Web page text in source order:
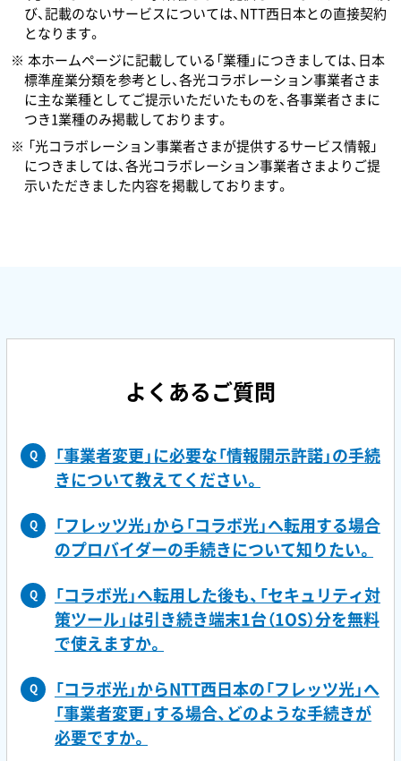
び、記載のないサービスについては、NTT西日本との直接契約
となります。
本ホームページに記載している「業種」につきましては、日本
標準産業分類を参考とし、各光コラボレーション事業者さま
に主な業種としてご提示いただいたものを、各事業者さまに
つき1業種のみ掲載しております。
「光コラボレーション事業者さまが提供するサービス情報」
につきましては、各光コラボレーション事業者さまよりご提
示いただきました内容を掲載しております。
よくあるご質問
Q
「事業者変更」に必要な「情報開示許諾」の手続
きについて教えてください。
Q
「フレッツ光」から「コラボ光」へ転用する場合
のプロバイダーの手続きについて知りたい。
Q
「コラボ光」へ転用した後も、「セキュリティ対
策ツール」は引き続き端末1台（1OS）分を無料
で使えますか。
Q
「コラボ光」からNTT西日本の「フレッツ光」へ
「事業者変更」する場合、どのような手続きが
必要ですか。